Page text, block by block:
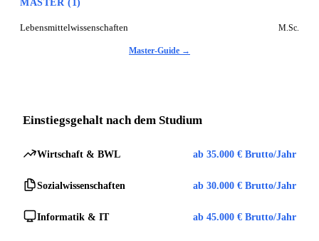
MASTER (1)
Lebensmittelwissenschaften M.Sc.
Master-Guide →
Einstiegsgehalt nach dem Studium
Wirtschaft & BWL ab 35.000 € Brutto/Jahr
Sozialwissenschaften ab 30.000 € Brutto/Jahr
Informatik & IT ab 45.000 € Brutto/Jahr